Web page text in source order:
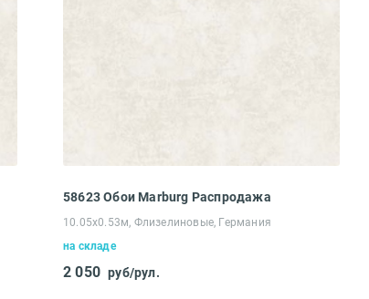
58623 Обои Marburg Распродажа
10.05х0.53м, Флизелиновые, Германия
на складе
2 050 руб/рул.